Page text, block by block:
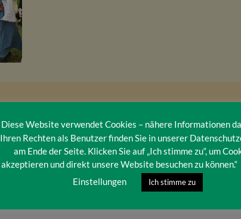
Diese Website verwendet Cookies – nähere Informationen
Ihren Rechten als Benutzer finden Sie in unserer
am Ende der Seite. Klicken Sie auf „Ich stimme zu“, um
akzeptieren und direkt unsere Website besuchen zu können.“
Einstellungen
Ich stimme zu